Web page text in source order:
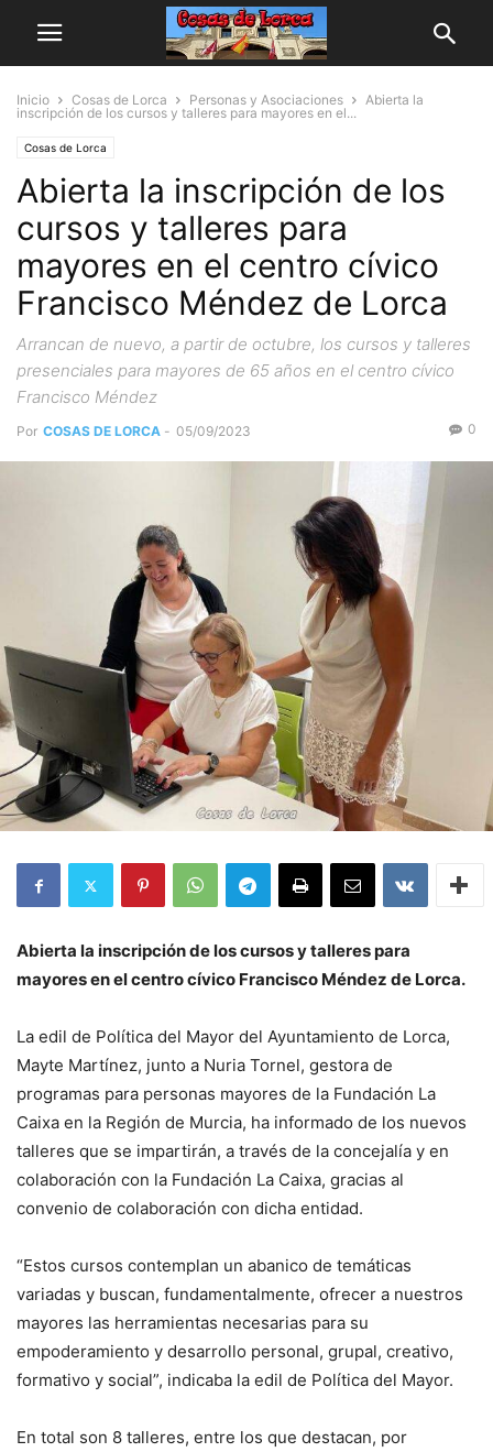
Inicio Cosas de Lorca Personas y Asociaciones
Abierta la
inscripción de los cursos y talleres para mayores en el...
Cosas de Lorca
Abierta la inscripción de los
cursos y talleres para
mayores en el centro cívico
Francisco Méndez de Lorca
Arrancan de nuevo, a partir de octubre, los cursos y talleres
presenciales para mayores de 65 años en el centro cívico
Francisco Méndez
Por COSAS DE LORCA - 05/09/2023 0
Abierta la inscripción de los cursos y talleres para
mayores en el centro cívico Francisco Méndez de Lorca.
La edil de Política del Mayor del Ayuntamiento de Lorca,
Mayte Martínez, junto a Nuria Tornel, gestora de
programas para personas mayores de la Fundación La
Caixa en la Región de Murcia, ha informado de los nuevos
talleres que se impartirán, a través de la concejalía y en
colaboración con la Fundación La Caixa, gracias al
convenio de colaboración con dicha entidad.
“Estos cursos contemplan un abanico de temáticas
variadas y buscan, fundamentalmente, ofrecer a nuestros
mayores las herramientas necesarias para su
empoderamiento y desarrollo personal, grupal, creativo,
formativo y social”, indicaba la edil de Política del Mayor.
En total son 8 talleres, entre los que destacan, por